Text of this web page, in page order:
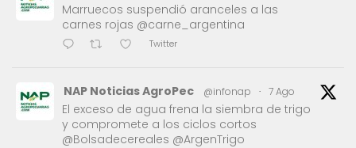
Marruecos suspendió aranceles a las
carnes rojas @carne_argentina
Twitter
NAP Noticias AgroPec @infonap · 7 Ago
El exceso de agua frena la siembra de trigo
y compromete a los ciclos cortos
@Bolsadecereales @ArgenTrigo